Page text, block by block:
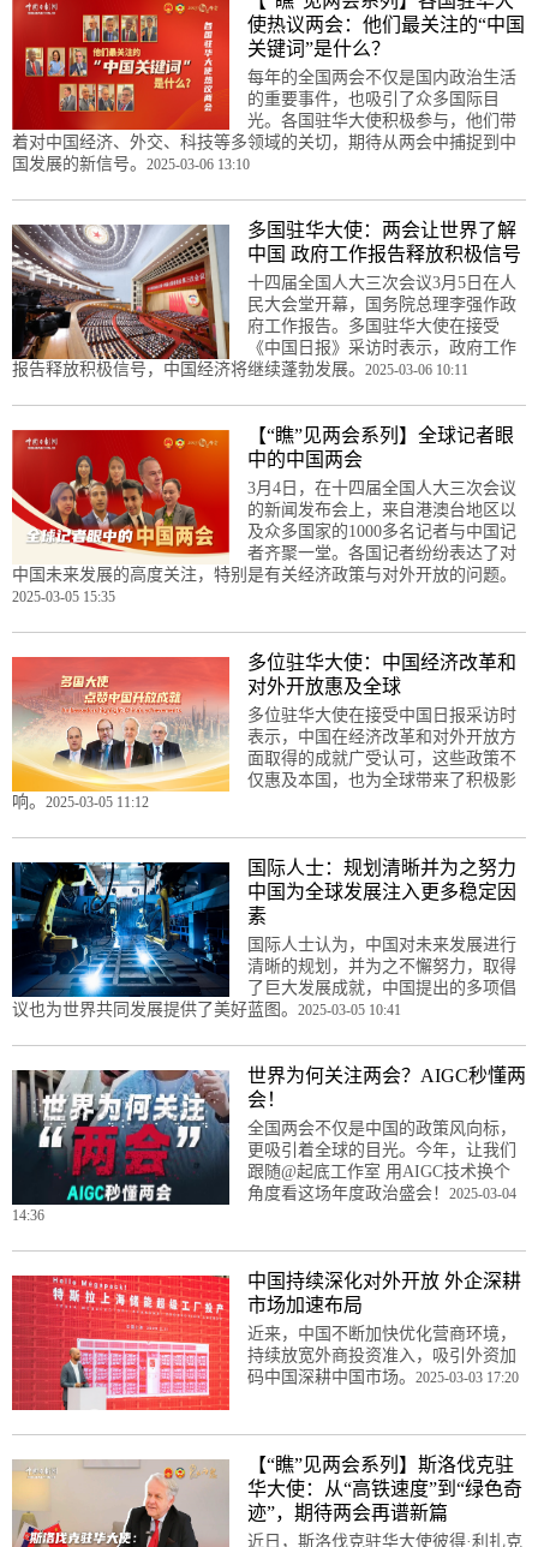
使热议两会：他们最关注的“中国
关键词”是什么？
每年的全国两会不仅是国内政治生活
的重要事件，也吸引了众多国际目
光。各国驻华大使积极参与，他们带
着对中国经济、外交、科技等多领域的关切，期待从两会中捕捉到中
国发展的新信号。 2025-03-06 13:10
多国驻华大使：两会让世界了解
中国 政府工作报告释放积极信号
十四届全国人大三次会议3月5日在人
民大会堂开幕，国务院总理李强作政
府工作报告。多国驻华大使在接受
《中国日报》采访时表示，政府工作
报告释放积极信号，中国经济将继续蓬勃发展。 2025-03-06 10:11
【“瞧”见两会系列】全球记者眼
中的中国两会
3月4日，在十四届全国人大三次会议
的新闻发布会上，来自港澳台地区以
及众多国家的1000多名记者与中国记
者齐聚一堂。各国记者纷纷表达了对
中国未来发展的高度关注，特别是有关经济政策与对外开放的问题。
2025-03-05 15:35
多位驻华大使：中国经济改革和
对外开放惠及全球
多位驻华大使在接受中国日报采访时
表示，中国在经济改革和对外开放方
面取得的成就广受认可，这些政策不
仅惠及本国，也为全球带来了积极影
响。 2025-03-05 11:12
国际人士：规划清晰并为之努力
中国为全球发展注入更多稳定因
素
国际人士认为，中国对未来发展进行
清晰的规划，并为之不懈努力，取得
了巨大发展成就，中国提出的多项倡
议也为世界共同发展提供了美好蓝图。 2025-03-05 10:41
世界为何关注两会？AIGC秒懂两
会！
全国两会不仅是中国的政策风向标，
更吸引着全球的目光。今年，让我们
跟随@起底工作室 用AIGC技术换个
角度看这场年度政治盛会！ 2025-03-04
14:36
中国持续深化对外开放 外企深耕
市场加速布局
近来，中国不断加快优化营商环境，
持续放宽外商投资准入，吸引外资加
码中国深耕中国市场。 2025-03-03 17:20
【“瞧”见两会系列】斯洛伐克驻
华大使：从“高铁速度”到“绿色奇
迹”，期待两会再谱新篇
近日，斯洛伐克驻华大使彼得·利扎克